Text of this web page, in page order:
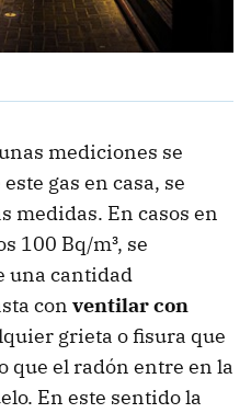
mediciones se
gas en casa, se
medidas. En casos en
100 Bq/m³, se
una cantidad
con ventilar con
grieta o fisura que
que el radón entre en la
En este sentido la